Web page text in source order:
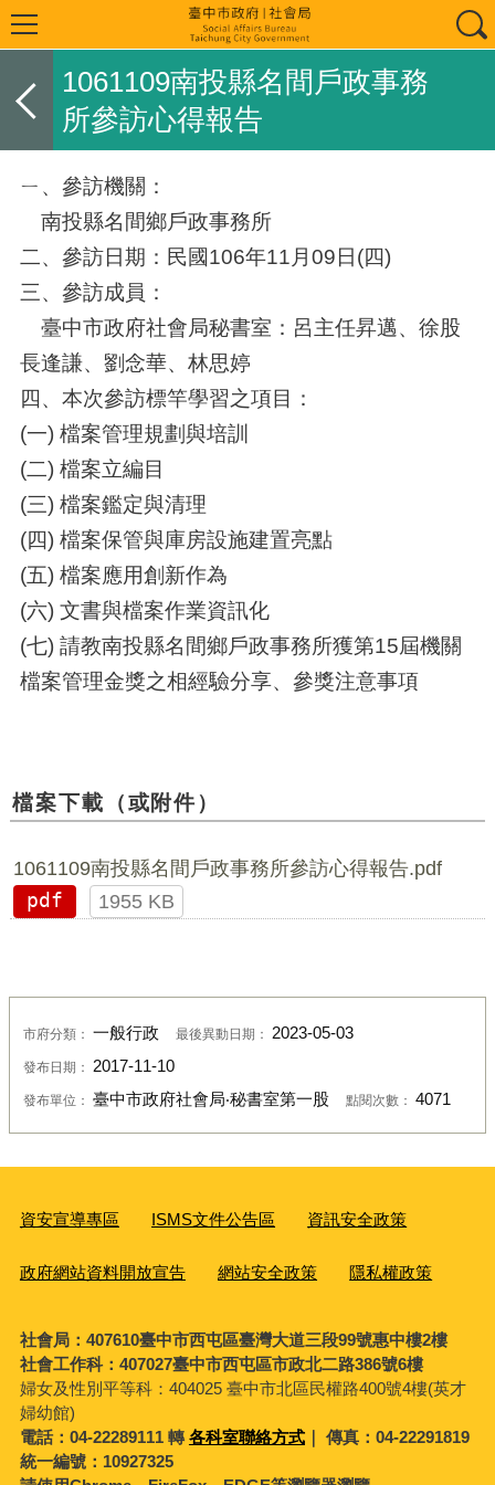
1061109南投縣名間戶政事務
所參訪心得報告
ㄧ、參訪機關：
南投縣名間鄉戶政事務所
二、參訪日期：民國106年11月09日(四)
三、參訪成員：
臺中市政府社會局秘書室：呂主任昇邁、徐股
長逢謙、劉念華、林思婷
四、本次參訪標竿學習之項目：
(一) 檔案管理規劃與培訓
(二) 檔案立編目
(三) 檔案鑑定與清理
(四) 檔案保管與庫房設施建置亮點
(五) 檔案應用創新作為
(六) 文書與檔案作業資訊化
(七) 請教南投縣名間鄉戶政事務所獲第15屆機關
檔案管理金獎之相經驗分享、參獎注意事項
檔案下載（或附件）
1061109南投縣名間戶政事務所參訪心得報告.pdf
pdf
1955 KB
市府分類： 一般行政 最後異動日期： 2023-05-03
發布日期： 2017-11-10
發布單位： 臺中市政府社會局‧秘書室第一股 點閱次數： 4071
資安宣導專區 ISMS文件公告區 資訊安全政策
政府網站資料開放宣告 網站安全政策 隱私權政策
社會局：407610臺中市西屯區臺灣大道三段99號惠中樓2樓
社會工作科：407027臺中市西屯區市政北二路386號6樓
婦女及性別平等科： 404025 臺中市北區民權路400號4樓(英才
婦幼館)
電話：04-22289111 轉各科室聯絡方式｜ 傳真：04-22291819
統一編號：10927325